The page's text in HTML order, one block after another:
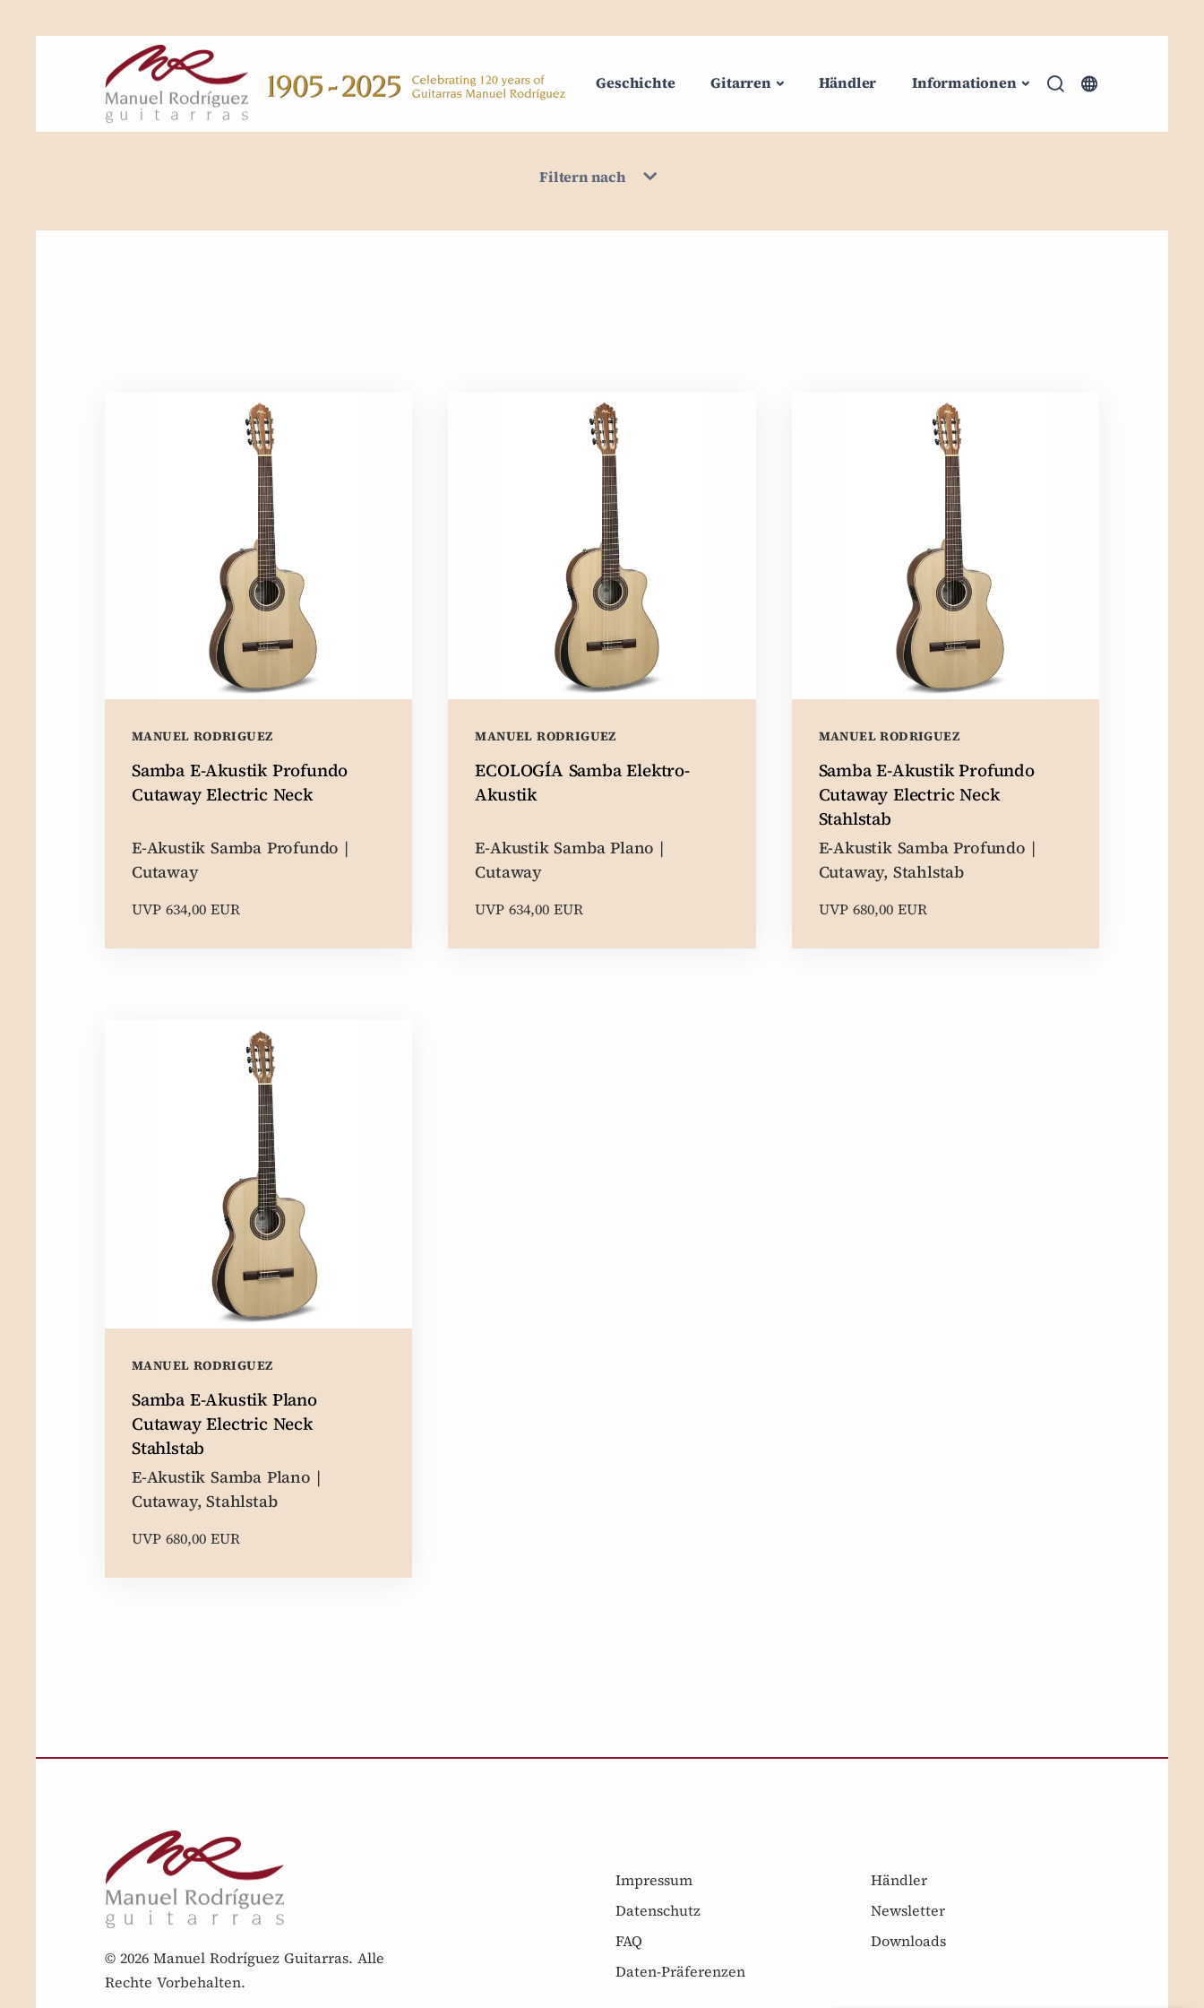
Geschichte Gitarren Händler Informationen
Filtern nach
MANUEL RODRIGUEZ
Samba E-Akustik Profundo
Cutaway Electric Neck
E-Akustik Samba Profundo |
Cutaway
UVP 634,00 EUR
MANUEL RODRIGUEZ
ECOLOGÍA Samba Elektro-
Akustik
E-Akustik Samba Plano |
Cutaway
UVP 634,00 EUR
MANUEL RODRIGUEZ
Samba E-Akustik Profundo
Cutaway Electric Neck
Stahlstab
E-Akustik Samba Profundo |
Cutaway, Stahlstab
UVP 680,00 EUR
MANUEL RODRIGUEZ
Samba E-Akustik Plano
Cutaway Electric Neck
Stahlstab
E-Akustik Samba Plano |
Cutaway, Stahlstab
UVP 680,00 EUR
© 2026 Manuel Rodríguez Guitarras. Alle
Rechte Vorbehalten.
Impressum
Datenschutz
FAQ
Daten-Präferenzen
Händler
Newsletter
Downloads